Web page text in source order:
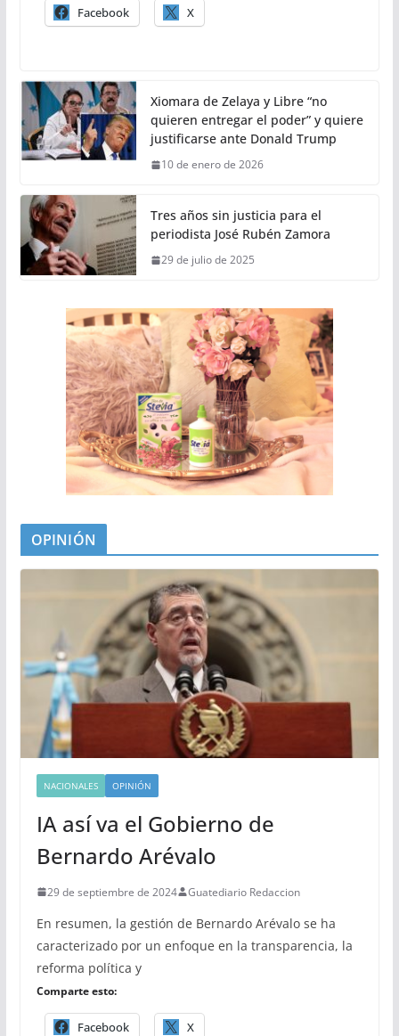
Facebook X
Xiomara de Zelaya y Libre “no
quieren entregar el poder” y quiere
justificarse ante Donald Trump
10 de enero de 2026
Tres años sin justicia para el
periodista José Rubén Zamora
29 de julio de 2025
OPINIÓN
NACIONALES OPINIÓN
IA así va el Gobierno de
Bernardo Arévalo
29 de septiembre de 2024 Guatediario Redaccion
En resumen, la gestión de Bernardo Arévalo se ha
caracterizado por un enfoque en la transparencia, la
reforma política y
Comparte esto:
Facebook X